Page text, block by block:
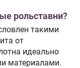
рольставни?
такими
от
идеально
материалами.